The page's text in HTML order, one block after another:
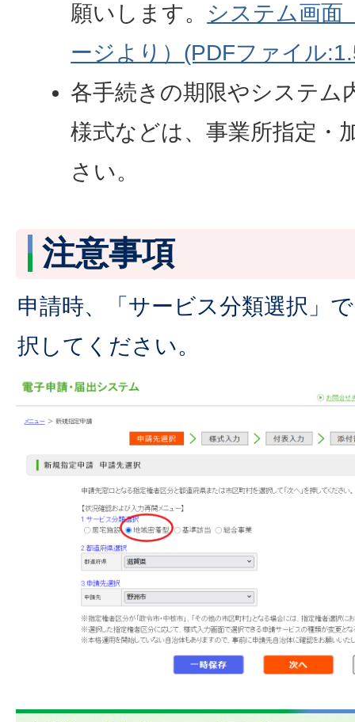
願いします。 システム画面
ージより）(PDFファイル
各手続きの期限やシステム
様式などは、事業所指定・
さい。
注意事項
申請時、「サービス分類選択」
択してください。